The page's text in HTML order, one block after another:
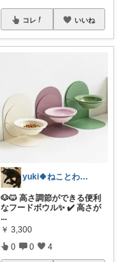
コレ いいね
yuki🍀ねことわたし🐈‍⬛
🐶🐱 高さ調節ができる便利
なフードボウル✨ ✔️ 高さが
...
￥ 3,300
0 0 4